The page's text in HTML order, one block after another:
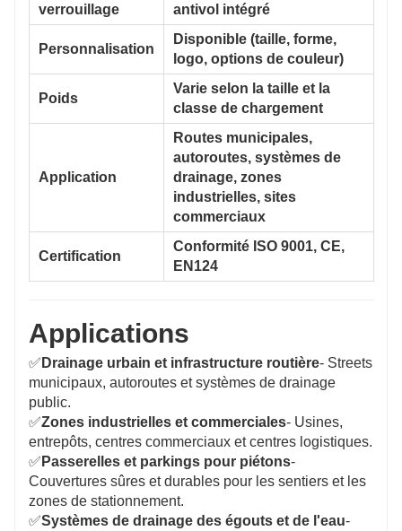
verrouillage
antivol intégré
Personnalisation
Disponible (taille, forme,
logo, options de couleur)
Poids
Varie selon la taille et la
classe de chargement
Application
Routes municipales,
autoroutes, systèmes de
drainage, zones
industrielles, sites
commerciaux
Certification
Conformité ISO 9001, CE,
EN124
Applications
✅ Drainage urbain et infrastructure routière- Streets
municipaux, autoroutes et systèmes de drainage
public.
✅Zones industrielles et commerciales- Usines,
entrepôts, centres commerciaux et centres logistiques.
✅ Passerelles et parkings pour piétons-
Couvertures sûres et durables pour les sentiers et les
zones de stationnement.
✅Systèmes de drainage des égouts et de l'eau-